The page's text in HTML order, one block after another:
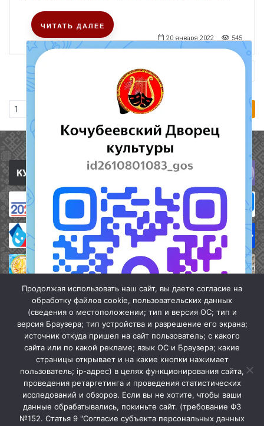
Мы в МАХ
20 января 2022 545
ЧИТАТЬ ДАЛЕЕ
Полезные ссылки
«Кочубеевская централизованная клубная система» © 2026
Продолжая использовать наш сайт, вы даете согласие на
обработку файлов cookie, пользовательских данных
(сведения о местоположении; тип и версия ОС; тип и
версия Браузера; тип устройства и разрешение его экрана;
источник откуда пришел на сайт пользователь; с какого
сайта или по какой рекламе; язык ОС и Браузера; какие
страницы открывает и на какие кнопки нажимает
пользователь; ip-адрес) в целях функционирования сайта,
проведения ретаргетинга и проведения статистических
исследований и обзоров. Если вы не хотите, чтобы ваши
данные обрабатывались, покиньте сайт. (требование ФЗ
№152. Статья 9 "Согласие субъекта персональных данных